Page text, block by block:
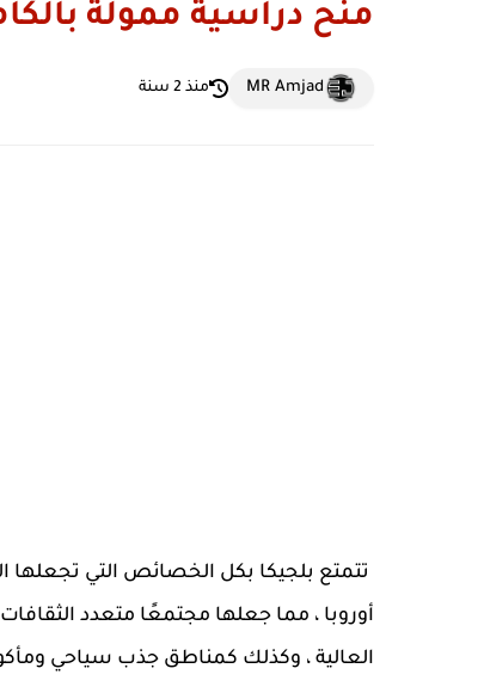
منح دراسية ممولة بالكامل 2023 | لدراسة في
MR Amjad منذ 2 سنة
تتمتع بلجيكا بكل الخصائص التي تجعلها
أوروبا ، مما جعلها مجتمعًا متعدد الثقافات
العالية ، وكذلك كمناطق جذب سياحي